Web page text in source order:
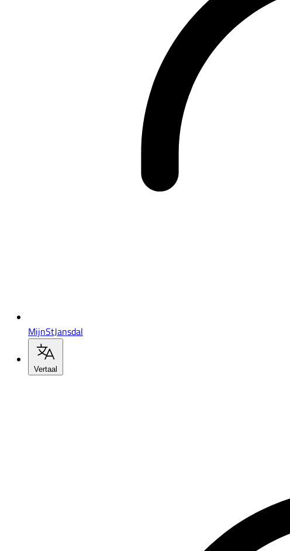
MijnStJansdal
Vertaal